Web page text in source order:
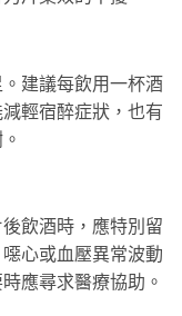
建議每飲用一杯酒
輕宿醉症狀，也有
飲酒時，應特別留
心或血壓異常波動
應尋求醫療協助。